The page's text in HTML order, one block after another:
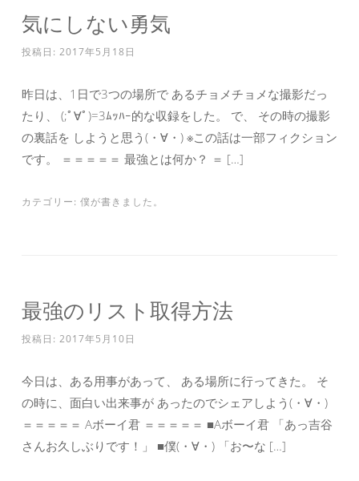
気にしない勇気
投稿日: 2017年5月18日
昨日は、1日で3つの場所で あるチョメチョメな撮影だっ
たり、 (;ﾟ∀ﾟ)=3ﾑｯﾊｰ的な収録をした。 で、 その時の撮影
の裏話を しようと思う(・∀・) ※この話は一部フィクション
です。 ＝＝＝＝＝ 最強とは何か？ ＝ […]
カテゴリー: 僕が書きました。
最強のリスト取得方法
投稿日: 2017年5月10日
今日は、ある用事があって、 ある場所に行ってきた。 そ
の時に、面白い出来事が あったのでシェアしよう(・∀・)
＝＝＝＝＝ Aボーイ君 ＝＝＝＝＝ ■Aボーイ君 「あっ吉谷
さんお久しぶりです！」 ■僕(・∀・) 「お〜な […]